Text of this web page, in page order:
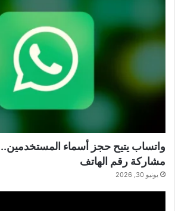
واتساب يتيح حجز أسماء
مشاركة رقم الهاتف
يونيو 30, 2026